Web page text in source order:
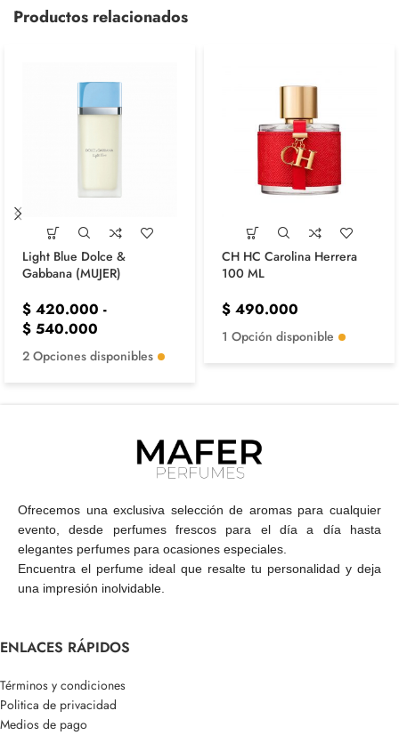
Productos relacionados
Light Blue Dolce &
Gabbana (MUJER)
$ 420.000 -
$ 540.000
2 Opciones disponibles
CH HC Carolina Herrera
100 ML
$ 490.000
1 Opción disponible
Ofrecemos una exclusiva selección de aromas para cualquier
evento, desde perfumes frescos para el día a día hasta
elegantes perfumes para ocasiones especiales.
Encuentra el perfume ideal que resalte tu personalidad y deja
una impresión inolvidable.
ENLACES RÁPIDOS
Términos y condiciones
Politica de privacidad
Medios de pago